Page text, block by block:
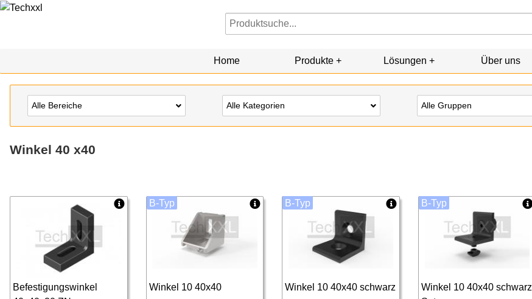
Home Produkte Lösungen Über uns
Alle Bereiche Alle Kategorien Alle Gruppen
Winkel 40 x40
Befestigungswinkel
Winkel 10 40x40
B-Typ
Winkel 10 40x40 schwarz
B-Typ
Winkel 10 40x40 schwarz
B-Typ